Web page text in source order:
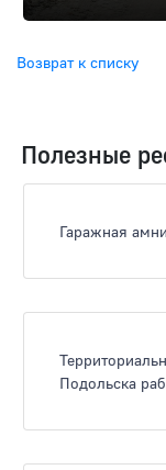
Возврат к списку
Полезные
Гаражная
Подольска